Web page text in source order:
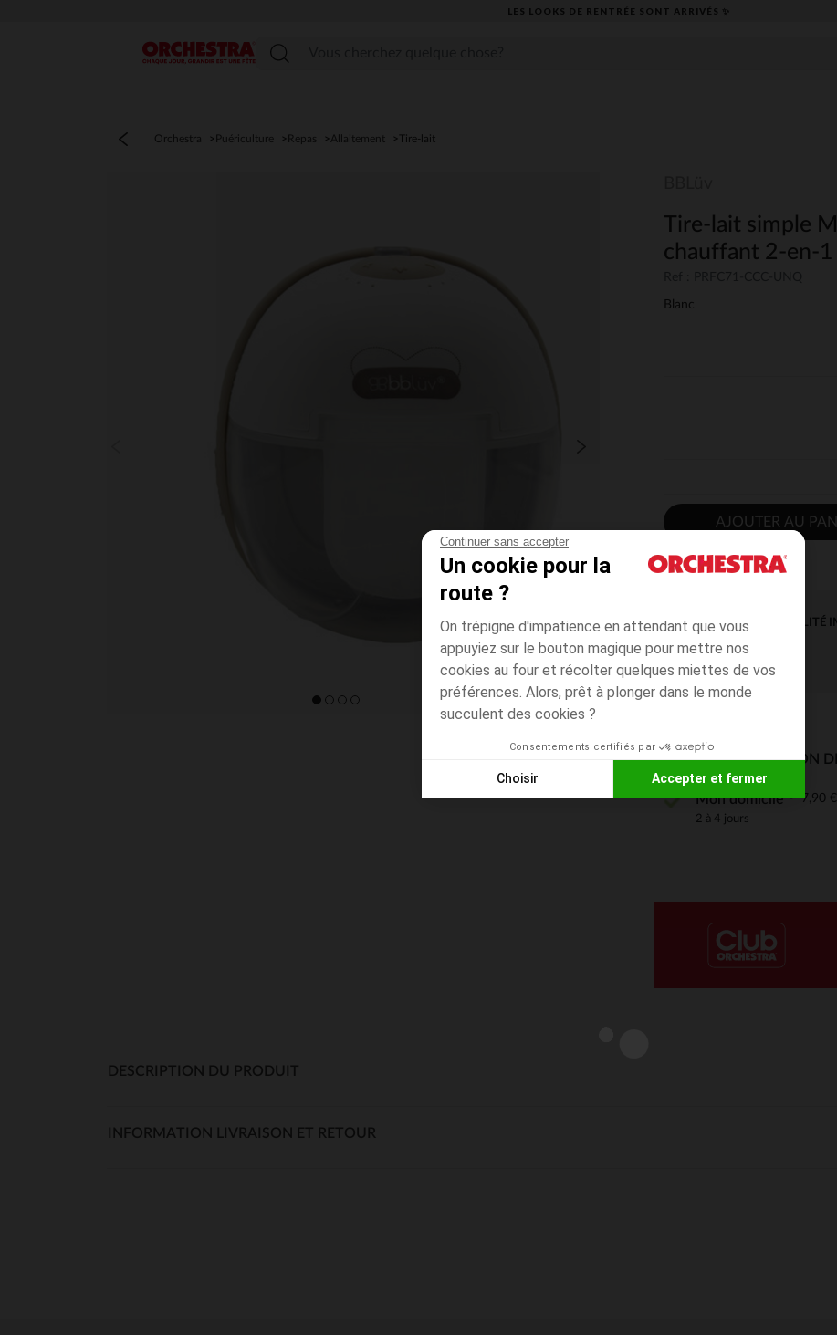
Continuer sans accepter
Un cookie pour la
route ?
On trépigne d'impatience en attendant que vous
appuyiez sur le bouton magique pour mettre nos
cookies au four et récolter quelques miettes de vos
préférences. Alors, prêt à plonger dans le monde
succulent des cookies ?
Consentements certifiés par
Choisir Accepter et fermer
Plateforme de Gestion du Consentement : Personnalisez vos
LES LOOKS DE RENTRÉE SONT ARRIVÉS ✨
Menu
Orchestra Puériculture Repas Allaitement Tire-lait
Tire-lait simple
chauffant 2-en-1
Blanc
AJOUTER AU
DISPONIBILITÉ
MODES DE LIVRAISON
Mon domicile 7,90 €
2 à 4 jours
DESCRIPTION DU PRODUIT
INFORMATION LIVRAISON ET RETOUR